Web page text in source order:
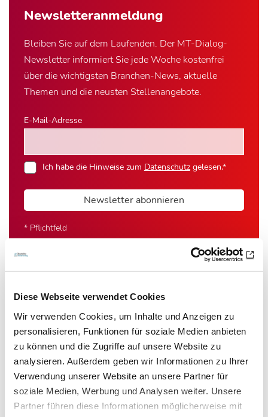
Diese Webseite verwendet Cookies
Wir verwenden Cookies, um Inhalte und Anzeigen zu
personalisieren, Funktionen für soziale Medien anbieten
zu können und die Zugriffe auf unsere Website zu
analysieren. Außerdem geben wir Informationen zu Ihrer
Verwendung unserer Website an unsere Partner für
soziale Medien, Werbung und Analysen weiter. Unsere
Partner führen diese Informationen möglicherweise mit
Newsletter­anmeldung
Bleiben Sie auf dem Laufenden. Der MT-Dialog-
Newsletter informiert Sie jede Woche kostenfrei
über die wichtigsten Branchen-News, aktuelle
Themen und die neusten Stellenangebote.
E-Mail-Adresse
Ich habe die Hinweise zum Datenschutzgelesen.*
Newsletter abonnieren
* Pflichtfeld
Das könnte Sie auch interessieren: